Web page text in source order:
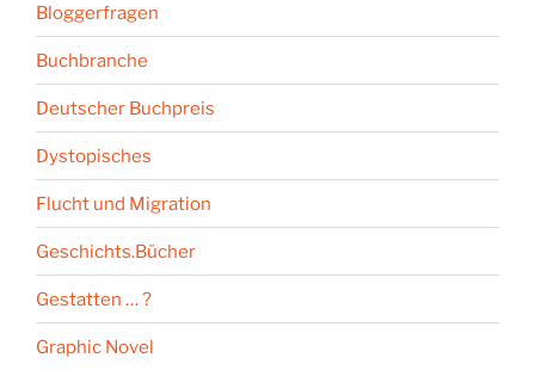
Bloggerfragen
Buchbranche
Deutscher Buchpreis
Dystopisches
Flucht und Migration
Geschichts.Bücher
Gestatten … ?
Graphic Novel